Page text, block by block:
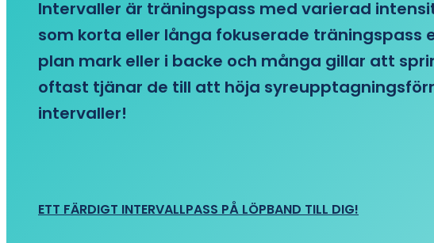
Intervaller är träningspass med varierad
som korta eller långa fokuserade träningspass
plan mark eller i backe och många gillar att
oftast tjänar de till att höja
intervaller!
ETT FÄRDIGT INTERVALLPASS PÅ LÖPBAND TILL DIG!